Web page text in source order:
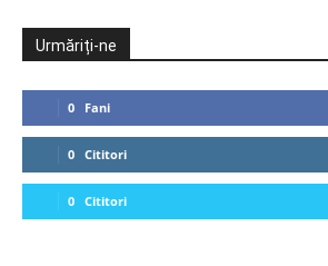
Urmăriți-ne
0 Fani
0 Cititori
0 Cititori